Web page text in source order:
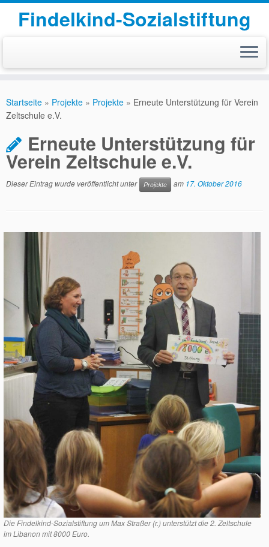
Inhalt
springen
Findelkind-Sozialstiftung
Startseite » Projekte » Projekte » Erneute Unterstützung für Verein
Zeltschule e.V.
Erneute Unterstützung für
Verein Zeltschule e.V.
Dieser Eintrag wurde veröffentlicht unter Projekte am 17. Oktober 2016
Die Findelkind-Sozialstiftung um Max Straßer (r.) unterstützt die 2. Zeltschule
im Libanon mit 8000 Euro.